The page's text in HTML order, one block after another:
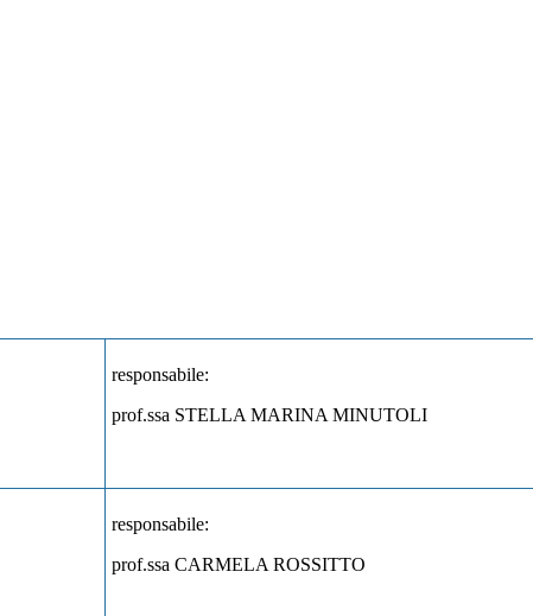
responsabile:
prof.ssa STELLA MARINA MINUTOLI
responsabile:
prof.ssa CARMELA ROSSITTO